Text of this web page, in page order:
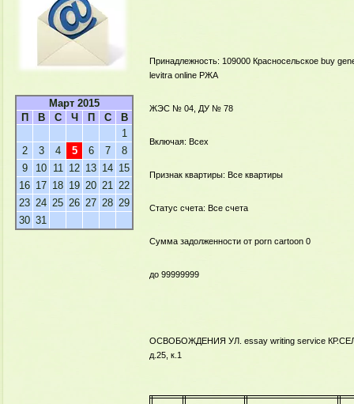
Март 2015
П
В С Ч П С
В
1
2
3 4 5 6 7
8
9
10 11 12 13 14 15
16 17 18 19 20 21 22
23 24 25 26 27 28 29
30 31
Принадлежность: 109000 Красносельское buy
levitra online РЖА
ЖЭС № 04, ДУ № 78
Включая: Всех
Признак квартиры: Все квартиры
Статус счета: Все счета
Сумма задолженности от porn cartoon 0
до 99999999
ОСВОБОЖДЕНИЯ УЛ. essay writing service
д.25, к.1